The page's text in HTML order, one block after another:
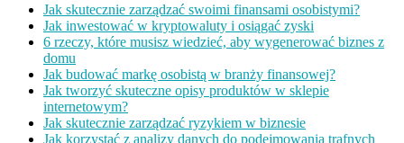
Jak skutecznie zarządzać swoimi finansami osobistymi?
Jak inwestować w kryptowaluty i osiągać zyski
6 rzeczy, które musisz wiedzieć, aby wygenerować biznes z
domu
Jak budować markę osobistą w branży finansowej?
Jak tworzyć skuteczne opisy produktów w sklepie
internetowym?
Jak skutecznie zarządzać ryzykiem w biznesie
Jak korzystać z analizy danych do podejmowania trafnych